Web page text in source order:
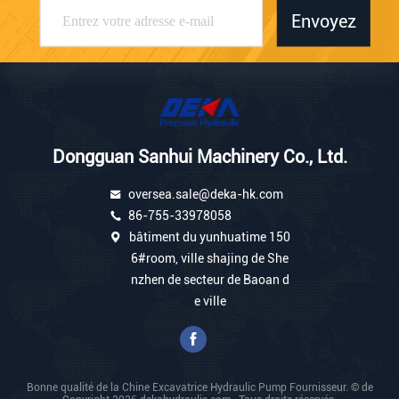
Envoyez
Dongguan Sanhui Machinery Co., Ltd.
oversea.sale@deka-hk.com
86-755-33978058
bâtiment du yunhuatime 150
6#room, ville shajing de She
nzhen de secteur de Baoan d
e ville
Bonne qualité de la Chine Excavatrice Hydraulic Pump Fournisseur. © de